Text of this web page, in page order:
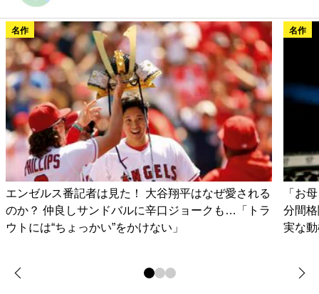
名作
エンゼルス番記者は見た！ 大谷翔平はなぜ愛される
のか？ 仲良しサンドバルに辛口ジョークも…「トラ
ウトには“ちょっかい”をかけない」
名作
「お
分間
実な